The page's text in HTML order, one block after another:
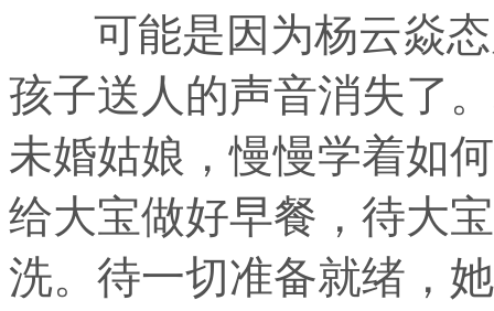
可能是因为杨云焱态
孩子送人的声音消失了
未婚姑娘，慢慢学着如
给大宝做好早餐，待大
洗。待一切准备就绪，